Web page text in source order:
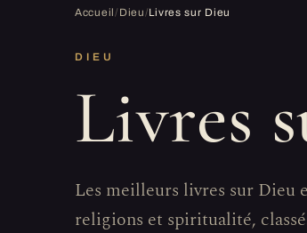
Accueil/ Dieu/Livres sur Dieu
DIEU
Livres
Les meilleurs livres sur Dieu
religions et spiritualité,